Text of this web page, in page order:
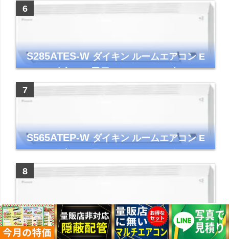
ー コンパクト 清潔
S285ATES-Wダイキン ルームエアコン E
シリーズ 主に10畳用 ホワイト 2025年モデル
コンパクトモデル ストリーマ
S565ATEP-Wダイキン ルームエアコン E
シリーズ 主に18畳用 ホワイト 2025年モデル
コンパクトモデル ストリーマ
S255ATES-Wダイキン ルームエアコン E
シリーズ 主に8畳用 ホワイト 2025年モデル